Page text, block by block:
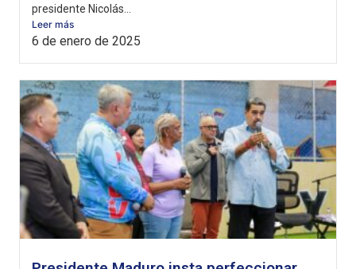
presidente Nicolás...
Leer más
6 de enero de 2025